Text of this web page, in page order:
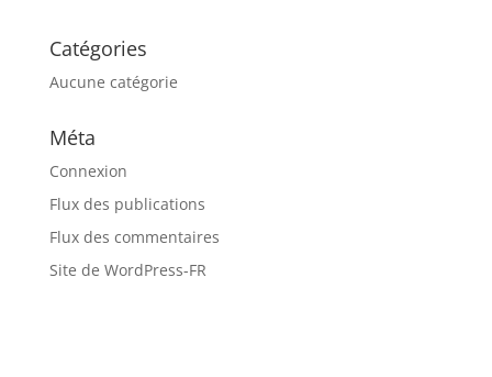
Catégories
Aucune catégorie
Méta
Connexion
Flux des publications
Flux des commentaires
Site de WordPress-FR